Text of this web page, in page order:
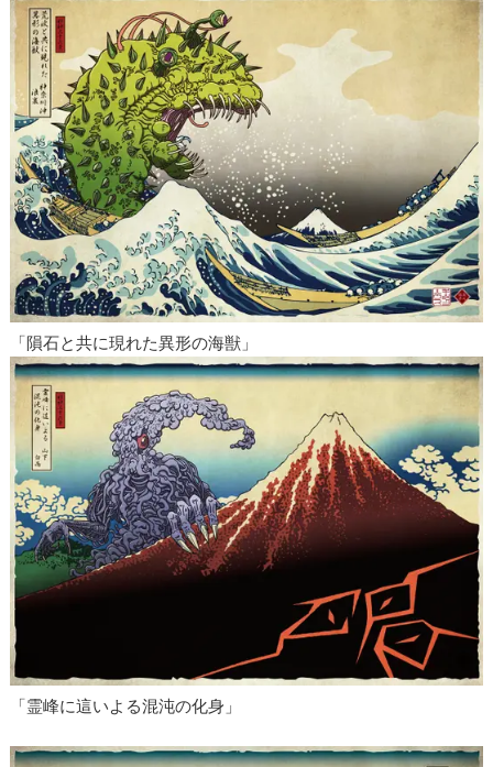
「隕石と共に現れた異形の海獣」
「霊峰に這いよる混沌の化身」